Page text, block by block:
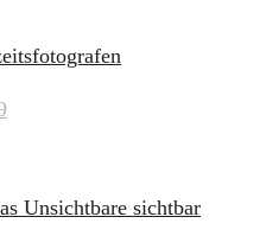
Unsichtbare sichtbar